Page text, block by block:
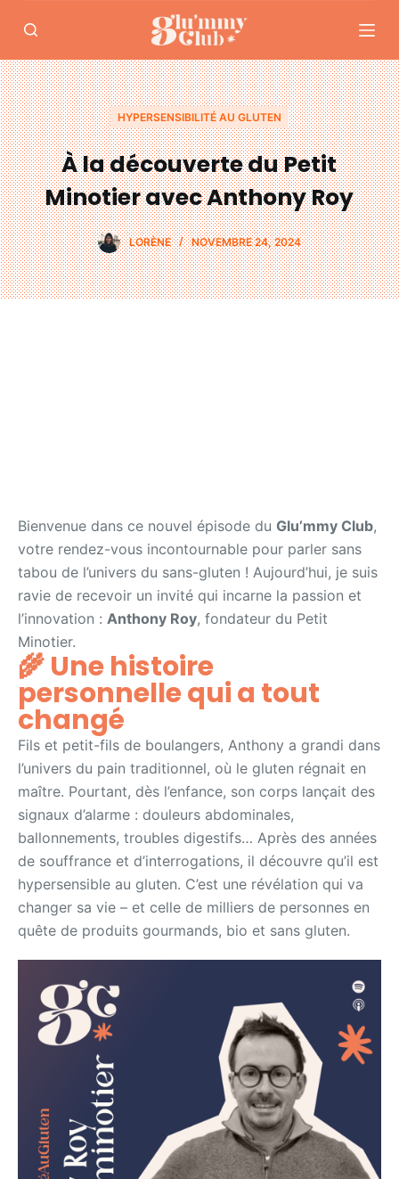
P
s
s
e
r
a
u
c
o
n
t
e
HYPERSENSIBILITÉ AU GLUTEN
À la découverte du Petit
Minotier avec Anthony Roy
LORÈNE NOVEMBRE 24, 2024
Bienvenue dans ce nouvel épisode du Glu’mmy Club,
votre rendez-vous incontournable pour parler sans
tabou de l’univers du sans-gluten ! Aujourd’hui, je suis
ravie de recevoir un invité qui incarne la passion et
l’innovation : Anthony Roy, fondateur du Petit
Minotier.
🌾 Une histoire
personnelle qui a tout
changé
Fils et petit-fils de boulangers, Anthony a grandi dans
l’univers du pain traditionnel, où le gluten régnait en
maître. Pourtant, dès l’enfance, son corps lançait des
signaux d’alarme : douleurs abdominales,
ballonnements, troubles digestifs… Après des années
de souffrance et d’interrogations, il découvre qu’il est
hypersensible au gluten. C’est une révélation qui va
changer sa vie – et celle de milliers de personnes en
quête de produits gourmands, bio et sans gluten.